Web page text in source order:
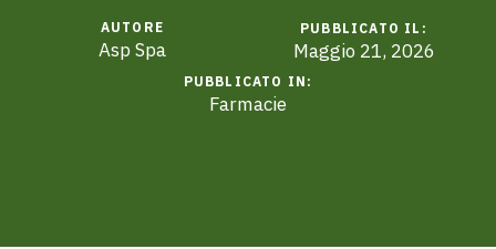
AUTORE
Asp Spa
PUBBLICATO IL:
Maggio 21, 2026
PUBBLICATO IN:
Farmacie